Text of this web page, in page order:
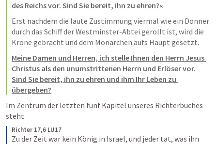
des Reichs vor. Sind Sie bereit, ihn zu ehren?«
Erst nachdem die laute Zustimmung viermal wie ein Donner
durch das Schiff der Westminster-Abtei gerollt ist, wird die
Krone gebracht und dem Monarchen aufs Haupt gesetzt.
Meine Damen und Herren, ich stelle Ihnen den Herrn Jesus
Christus als den unumstrittenen Herrn und Erlöser vor.
Sind Sie bereit, ihn zu ehren und ihm Ihr Leben zu
übergeben?
Im Zentrum der letzten fünf Kapitel unseres Richterbuches
steht
Richter 17,6 LU17
Zu der Zeit war kein König in Israel, und jeder tat, was ihn